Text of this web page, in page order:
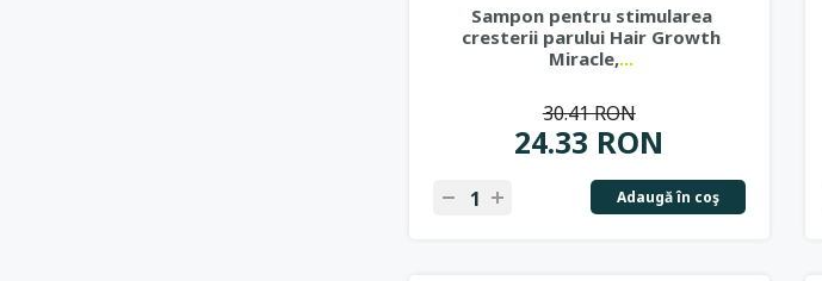
Sampon pentru stimularea
cresterii parului Hair Growth
Miracle,...
24.33 RON
30.41 RON
Adaugă în coş